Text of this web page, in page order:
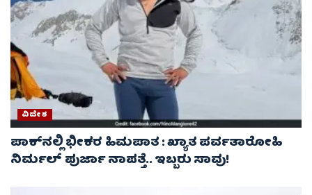
ವಿದೇಶ
ಪಾಕ್‌ನಲ್ಲಿ ಭೀಕರ ಹಿಮಪಾತ : ಖ್ಯಾತ ಪರ್ವತಾರೋಹಿ
ನಿರ್ಮಲ್ ಪುರ್ಜಾ ನಾಪತ್ತೆ.. ಇಬ್ಬರು ಸಾವು!